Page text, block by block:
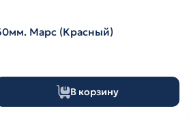
Марс (Красный)
В корзину